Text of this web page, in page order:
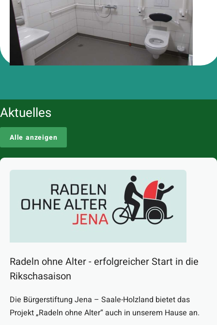
Aktuelles
Alle anzeigen
Radeln ohne Alter - erfolgreicher Start in die
Rikschasaison
Die Bürgerstiftung Jena – Saale-Holzland bietet das
Projekt „Radeln ohne Alter“ auch in unserem Hause an.